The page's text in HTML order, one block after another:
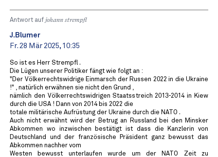
Antwort auf johann strempfl
J.Blumer
Fr. 28 Mär 2025, 10:35
So ist es Herr Strempfl .
Die Lügen unserer Politiker fängt wie folgt an :
"Der Völkerrechtswidrige Einmarsch der Russen 2022 in die Ukraine
!" , natürlich erwähnen sie nicht den Grund ,
nämlich den Völkerrechtswidrigen Staatsstreich 2013-2014 in Kiew
durch die USA ! Dann von 2014 bis 2022 die
totale militärische Aufrüstung der Ukraine durch die NATO .
Auch nicht erwähnt wird der Betrug an Russland bei den Minsker
Abkommen wo inzwischen bestätigt ist dass die Kanzlerin von
Deutschland und der französische Präsident ganz bewusst das
Abkommen nachher vom
Westen bewusst unterlaufen wurde um der NATO Zeit zu